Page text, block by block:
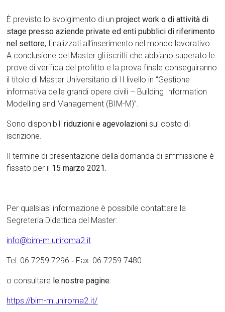
È previsto lo svolgimento di unproject work o di attività di
stage presso aziende private ed enti pubblici di riferimento
nel settore, finalizzati all’inserimento nel mondo lavorativo.
A conclusione del Master gli iscritti che abbiano superato le
prove di verifica del profitto e la prova finale conseguiranno
il titolo di Master Universitario di II livello in “Gestione
informativa delle grandi opere civili – Building Information
Modelling and Management (BIM-M)”.
Sono disponibiliriduzioni e agevolazioni sul costo di
iscrizione.
Il termine di presentazione della domanda di ammissione è
fissato per il 15 marzo 2021.
Per qualsiasi informazione è possibile contattare la
Segreteria Didattica del Master:
info@bim-m.uniroma2.it
Tel: 06.7259.7296 ‐ Fax: 06.7259.7480
o consultare le nostre pagine:
https://bim-m.uniroma2.it/